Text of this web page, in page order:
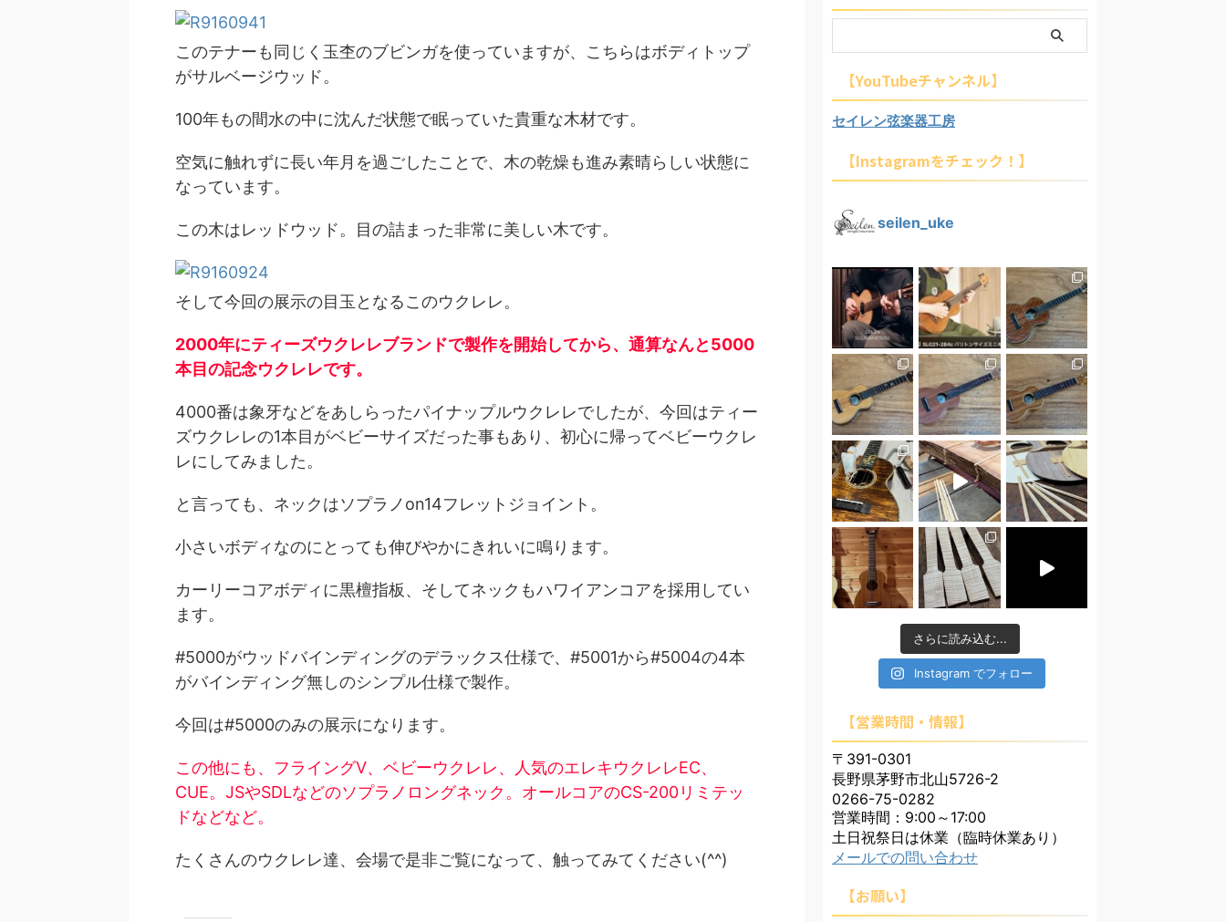
このテナーも同じく玉杢のブビンガを使っていますが、こちらはボディトップ
がサルベージウッド。
100年もの間水の中に沈んだ状態で眠っていた貴重な木材です。
空気に触れずに長い年月を過ごしたことで、木の乾燥も進み素晴らしい状態に
なっています。
この木はレッドウッド。目の詰まった非常に美しい木です。
そして今回の展示の目玉となるこのウクレレ。
2000年にティーズウクレレブランドで製作を開始してから、通算なんと5000
本目の記念ウクレレです。
4000番は象牙などをあしらったパイナップルウクレレでしたが、今回はティー
ズウクレレの1本目がベビーサイズだった事もあり、初心に帰ってベビーウクレ
レにしてみました。
と言っても、ネックはソプラノon14フレットジョイント。
小さいボディなのにとっても伸びやかにきれいに鳴ります。
カーリーコアボディに黒檀指板、そしてネックもハワイアンコアを採用してい
ます。
#5000がウッドバインディングのデラックス仕様で、#5001から#5004の4本
がバインディング無しのシンプル仕様で製作。
今回は#5000のみの展示になります。
この他にも、フライングV、ベビーウクレレ、人気のエレキウクレレEC、
CUE。JSやSDLなどのソプラノロングネック。オールコアのCS-200リミテッ
ドなどなど。
たくさんのウクレレ達、会場で是非ご覧になって、触ってみてください(^^)
【YouTubeチャンネル】
セイレン弦楽器工房
【Instagramをチェック！】
seilen_uke
さらに読み込む...
Instagram でフォロー
【営業時間・情報】
〒391-0301
長野県茅野市北山5726-2
0266-75-0282
営業時間：9:00～17:00
土日祝祭日は休業（臨時休業あり）
メールでの問い合わせ
【お願い】